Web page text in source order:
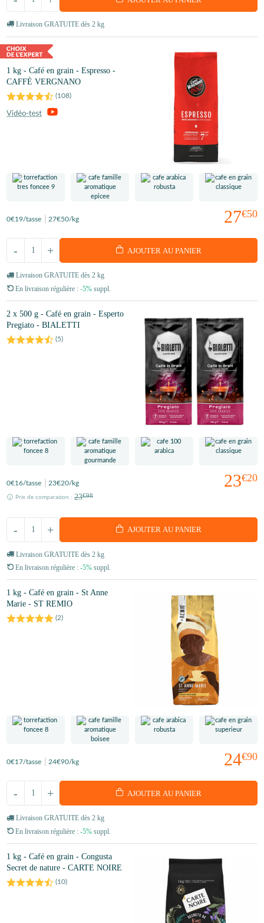
Livraison GRATUITE dès 2 kg
1 kg - Café en grain - Espresso -
CAFFÈ VERGNANO
(108)
27€50
0€19/tasse 27€50/kg
+
- AJOUTER AU PANIER
Livraison GRATUITE dès 2 kg
En livraison régulière : -5% suppl.
2 x 500 g - Café en grain - Esperto
Pregiato - BIALETTI
(5)
23€20
0€16/tasse 23€20/kg
Prix de comparaison : 23€98
+
- AJOUTER AU PANIER
Livraison GRATUITE dès 2 kg
En livraison régulière : -5% suppl.
1 kg - Café en grain - St Anne
Marie - ST REMIO
(2)
24€90
0€17/tasse 24€90/kg
+
- AJOUTER AU PANIER
Livraison GRATUITE dès 2 kg
En livraison régulière : -5% suppl.
1 kg - Café en grain - Congusta
Secret de nature - CARTE NOIRE
(10)